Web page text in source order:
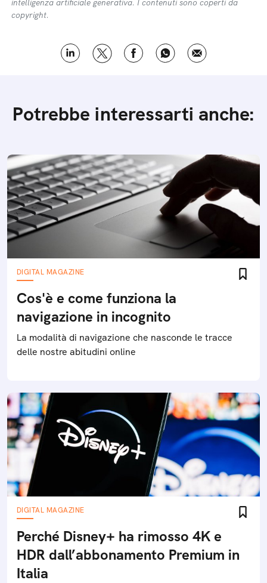
intelligenza artificiale generativa. I contenuti sono coperti da
copyright.
Potrebbe interessarti anche:
DIGITAL MAGAZINE
Cos'è e come funziona la
navigazione in incognito
La modalità di navigazione che nasconde le tracce
delle nostre abitudini online
DIGITAL MAGAZINE
Perché Disney+ ha rimosso 4K e
HDR dall’abbonamento Premium in
Italia